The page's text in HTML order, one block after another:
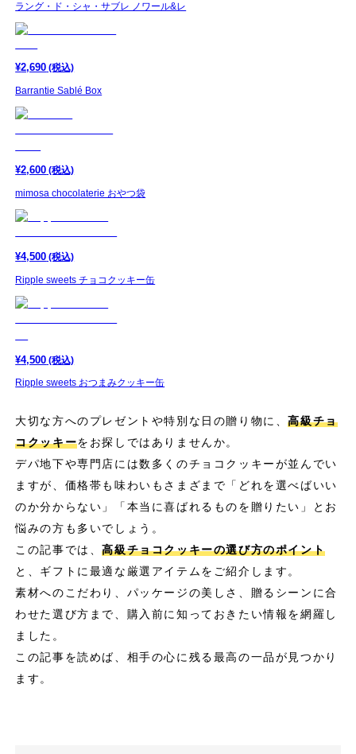
ラング・ド・シャ・サブレ ノワール&レ
¥2,690 (税込)
Barrantie Sablé Box
¥2,600 (税込)
mimosa chocolaterie おやつ袋
¥4,500 (税込)
Ripple sweets チョコクッキー缶
¥4,500 (税込)
Ripple sweets おつまみクッキー缶
大切な方へのプレゼントや特別な日の贈り物に、高級チョ
コクッキーをお探しではありませんか。
デパ地下や専門店には数多くのチョコクッキーが並んでい
ますが、価格帯も味わいもさまざまで「どれを選べばいい
のか分からない」「本当に喜ばれるものを贈りたい」とお
悩みの方も多いでしょう。
この記事では、高級チョコクッキーの選び方のポイント
と、ギフトに最適な厳選アイテムをご紹介します。
素材へのこだわり、パッケージの美しさ、贈るシーンに合
わせた選び方まで、購入前に知っておきたい情報を網羅し
ました。
この記事を読めば、相手の心に残る最高の一品が見つかり
ます。